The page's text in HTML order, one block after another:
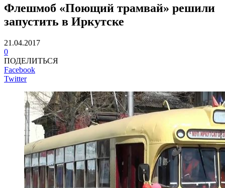
Флешмоб «Поющий трамвай» решили
запустить в Иркутске
21.04.2017
0
ПОДЕЛИТЬСЯ
Facebook
Twitter